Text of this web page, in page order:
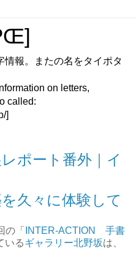
報。またの名をタイポタ
on letters,
called:
]
ポート番外｜イ
久々に体験して
の「
INTER-ACTION 手書
いるギャラリー北野坂は、